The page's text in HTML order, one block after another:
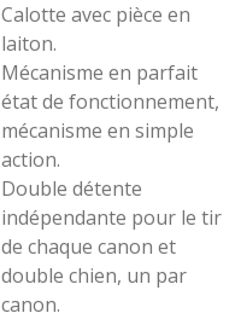
Calotte avec pièce en
laiton.
Mécanisme en parfait
état de fonctionnement,
mécanisme en simple
action.
Double détente
indépendante pour le tir
de chaque canon et
double chien, un par
canon.